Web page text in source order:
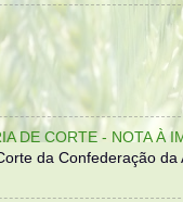
DE CORTE - NOTA À
da Confederação